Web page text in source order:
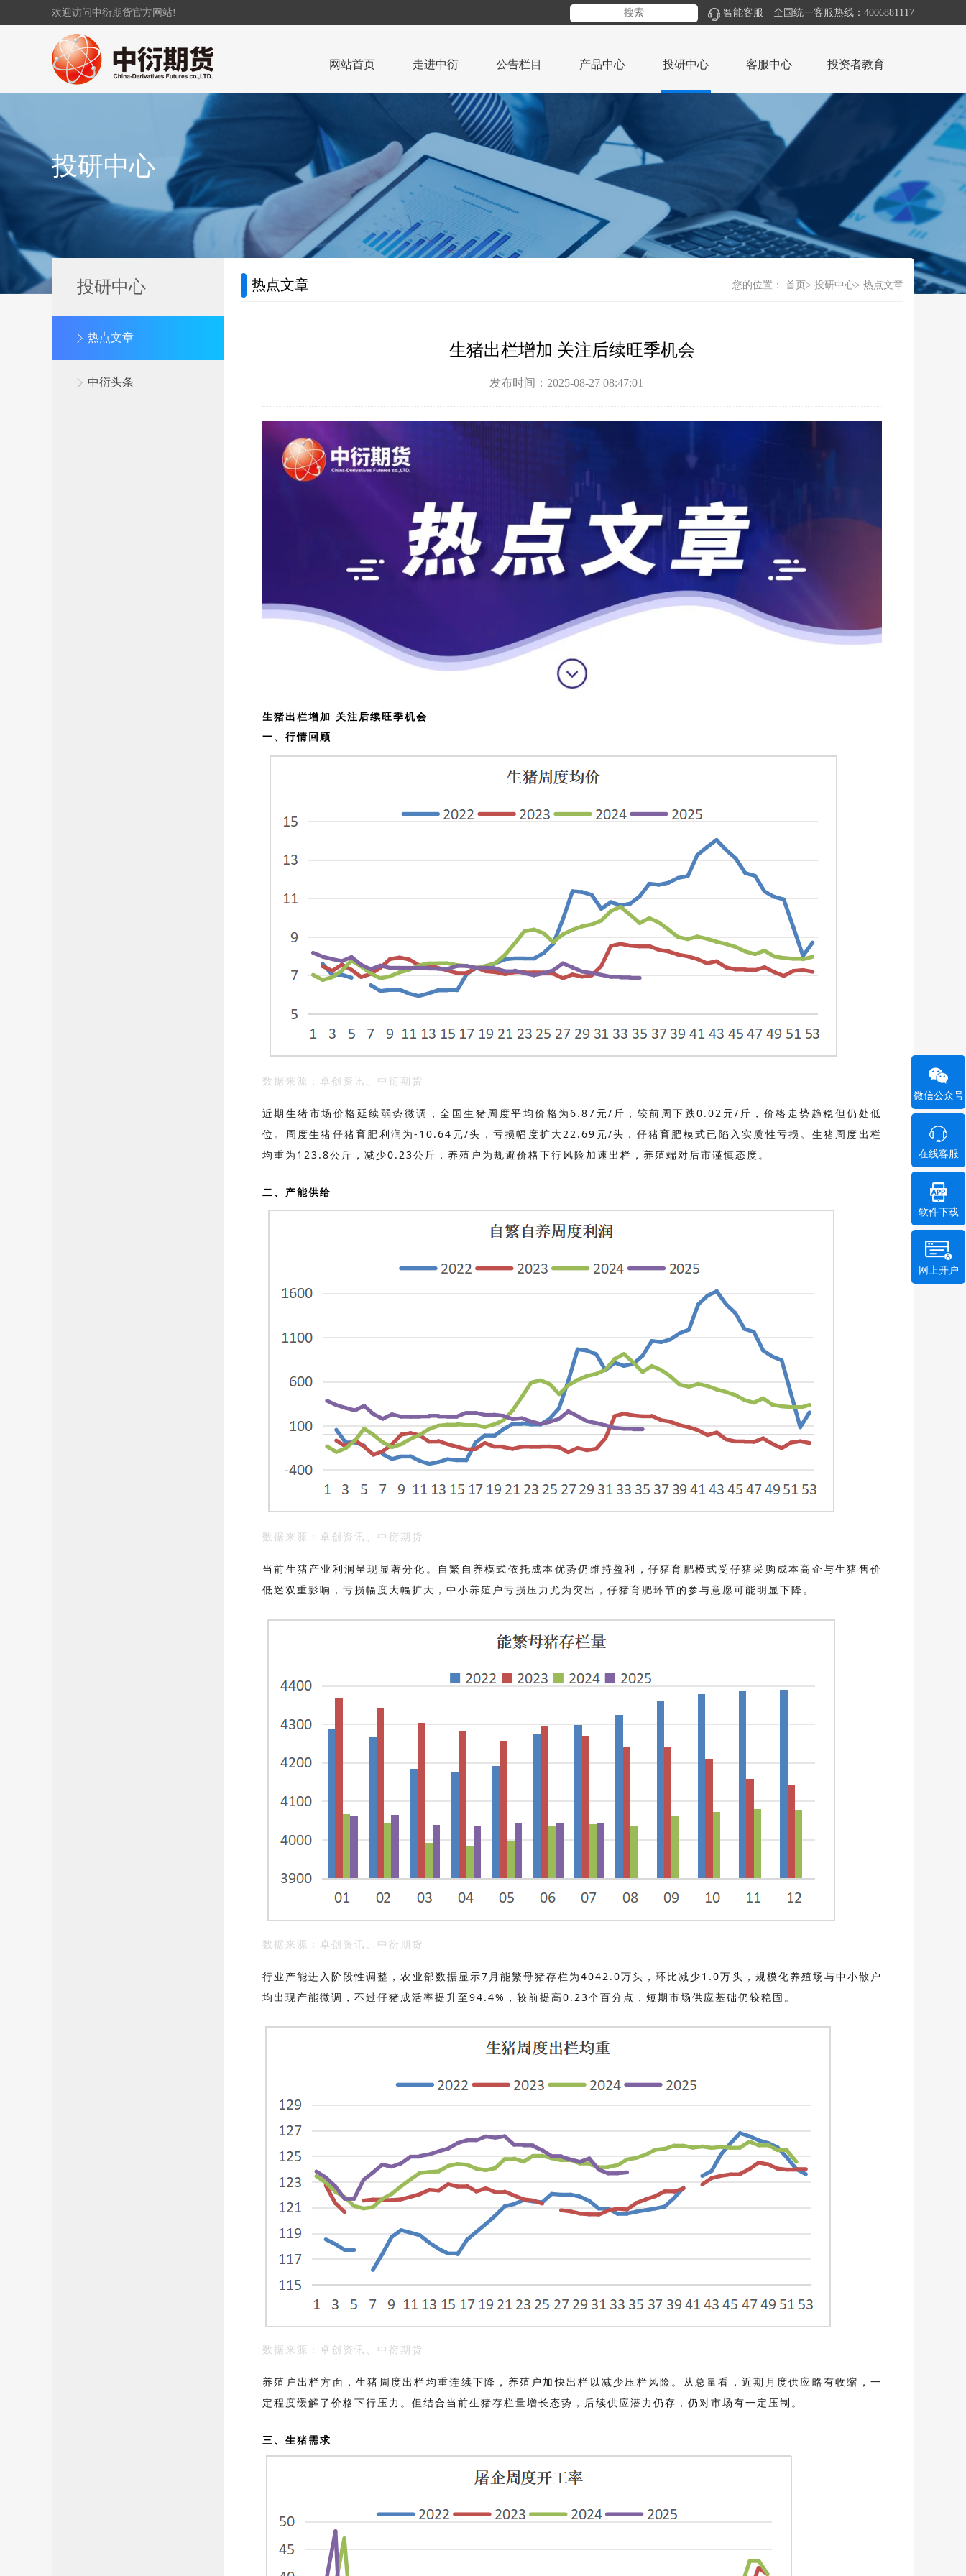
欢迎访问中衍期货官方网站! 智能客服 全国统一客服热线：4006881117
网站首页 走进中衍 公告栏目 产品中心 投研中心 客服中心 投资者教育
投研中心
投研中心
热点文章
中衍头条
热点文章 您的位置： 首页 投研中心 热点文章
生猪出栏增加 关注后续旺季机会
发布时间：2025-08-27 08:47:01
生猪出栏增加 关注后续旺季机会
一、行情回顾
数据来源：卓创资讯、中衍期货
近期生猪市场价格延续弱势微调，全国生猪周度平均价格为6.87元/斤，较前周下跌0.02元/斤，价格走势趋稳但仍处低
位。周度生猪仔猪育肥利润为-10.64元/头，亏损幅度扩大22.69元/头，仔猪育肥模式已陷入实质性亏损。生猪周度出栏
均重为123.8公斤，减少0.23公斤，养殖户为规避价格下行风险加速出栏，养殖端对后市谨慎态度。
二、产能供给
数据来源：卓创资讯、中衍期货
当前生猪产业利润呈现显著分化。自繁自养模式依托成本优势仍维持盈利，仔猪育肥模式受仔猪采购成本高企与生猪售价
低迷双重影响，亏损幅度大幅扩大，中小养殖户亏损压力尤为突出，仔猪育肥环节的参与意愿可能明显下降。
数据来源：卓创资讯、中衍期货
行业产能进入阶段性调整，农业部数据显示7月能繁母猪存栏为4042.0万头，环比减少1.0万头，规模化养殖场与中小散户
均出现产能微调，不过仔猪成活率提升至94.4%，较前提高0.23个百分点，短期市场供应基础仍较稳固。
数据来源：卓创资讯、中衍期货
养殖户出栏方面，生猪周度出栏均重连续下降，养殖户加快出栏以减少压栏风险。从总量看，近期月度供应略有收缩，一
定程度缓解了价格下行压力。但结合当前生猪存栏量增长态势，后续供应潜力仍存，仍对市场有一定压制。
三、生猪需求
微信公众号
在线客服
软件下载
网上开户